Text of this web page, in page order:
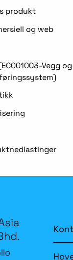
produkt
og web
Vegg